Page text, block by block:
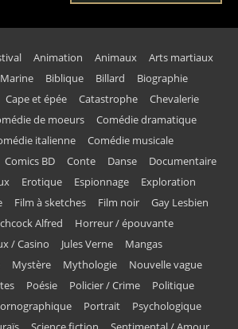
Animation Animaux
Arts martiaux
Biblique Billard
Biographie
Cape et épée Catastrophe
Chevalerie
de moeurs
Comédie dramatique
italienne
Comédie musicale
Comics BD Conte Danse
Documentaire
Erotique Espionnage
Exploration
Film à sketches Film noir
Gay Lesbien
Alfred
Horreur / épouvante
/ Casino Jules Verne
Mangas
Mystère Mythologie
Nouvelle vague
Poésie Policier / Crime
Politique
Portrait
Psychologique